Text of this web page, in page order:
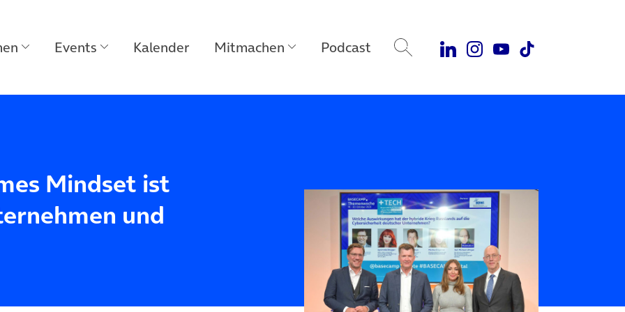
Events Kalender Mitmachen Podcast
Mindset ist
und